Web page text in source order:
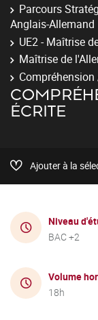
Parcours
Anglais-Allemand
UE2 - Maîtrise
Maîtrise de
ÉCRITE
Ajouter à la
Niveau
BAC +2
Volume
18h